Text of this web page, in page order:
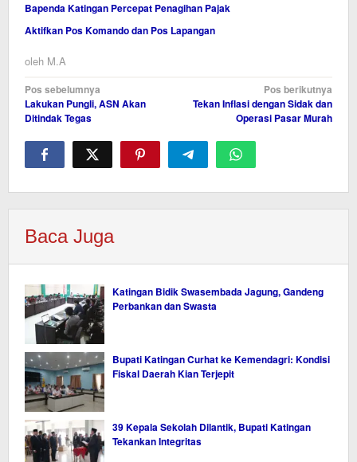
Bapenda Katingan Percepat Penagihan Pajak
Aktifkan Pos Komando dan Pos Lapangan
oleh M.A
Navigasi
pos
Pos sebelumnya
Lakukan Pungli, ASN Akan
Ditindak Tegas
Pos berikutnya
Tekan Inflasi dengan Sidak dan
Operasi Pasar Murah
Baca Juga
Katingan Bidik Swasembada Jagung, Gandeng
Perbankan dan Swasta
Bupati Katingan Curhat ke Kemendagri: Kondisi
Fiskal Daerah Kian Terjepit
39 Kepala Sekolah Dilantik, Bupati Katingan
Tekankan Integritas